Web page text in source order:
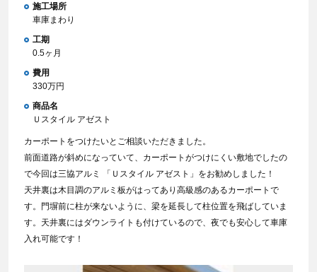
施工場所
車庫まわり
工期
0.5ヶ月
費用
330万円
商品名
Ｕスタイル アゼスト
カーポートをつけたいとご相談いただきました。
前面道路が斜めになっていて、カーポートがつけにくい敷地でしたの
で今回は三協アルミ 「Ｕスタイル アゼスト」をお勧めしました！
天井裏は木目調のアルミ板がはってあり高級感のあるカーポートで
す。門塀前に柱が来ないように、梁を延長して柱位置を飛ばしていま
す。天井裏にはダウンライトも付けているので、夜でも安心して車庫
入れ可能です！